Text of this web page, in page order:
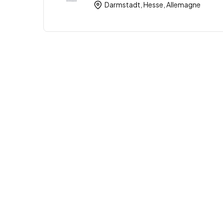
Darmstadt, Hesse, Allemagne